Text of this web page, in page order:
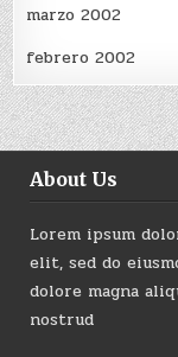
marzo 2002
febrero 2002
About Us
Lorem ipsum
elit, sed do
dolore magna
nostrud